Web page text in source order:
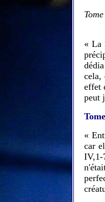
« La
cela,
effet
peut
«
car
IV,1-